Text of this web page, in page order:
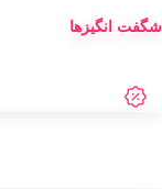
شگفت انگیزها